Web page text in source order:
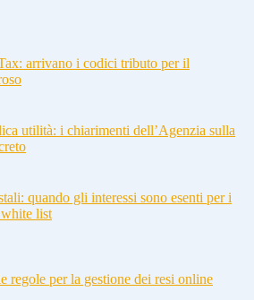
arrivano i codici tributo per il
utilità: i chiarimenti dell’Agenzia sulla
quando gli interessi sono esenti per i
list
regole per la gestione dei resi online